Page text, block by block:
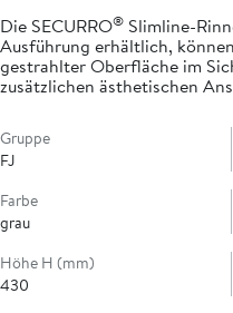
Die SECURRO® Slimline-
Ausführung erhältlich,
gestrahlter Oberfläche im
zusätzlichen ästhetischen
Gruppe
FJ
Farbe
grau
Höhe H (mm)
430